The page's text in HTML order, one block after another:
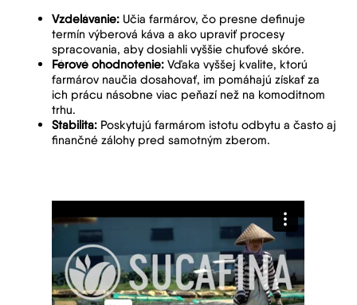
Vzdelávanie: Učia farmárov, čo presne definuje
termín výberová káva a ako upraviť procesy
spracovania, aby dosiahli vyššie chuťové skóre.
Férové ohodnotenie: Vďaka vyššej kvalite, ktorú
farmárov naučia dosahovať, im pomáhajú získať za
ich prácu násobne viac peňazí než na komoditnom
trhu.
Stabilita: Poskytujú farmárom istotu odbytu a často aj
finančné zálohy pred samotným zberom.